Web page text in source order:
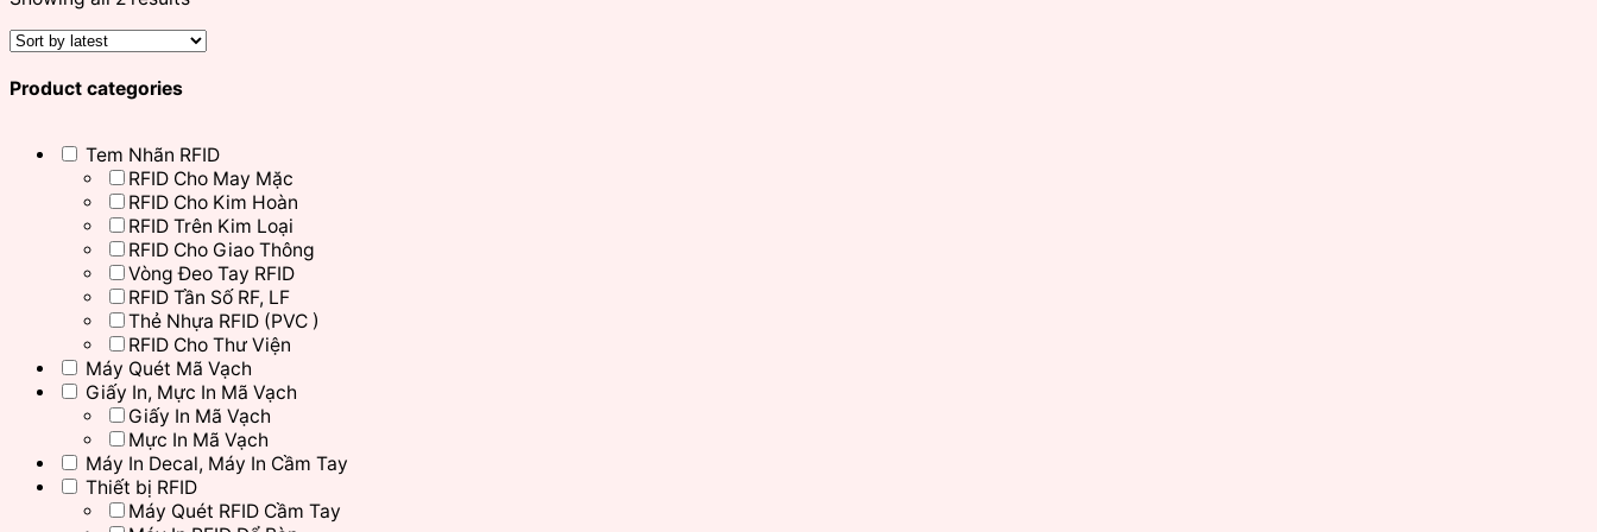
Product categories
Tem Nhãn RFID
RFID Cho May Mặc
RFID Cho Kim Hoàn
RFID Trên Kim Loại
RFID Cho Giao Thông
Vòng Đeo Tay RFID
RFID Tần Số RF, LF
Thẻ Nhựa RFID (PVC )
RFID Cho Thư Viện
Máy Quét Mã Vạch
Giấy In, Mực In Mã Vạch
Giấy In Mã Vạch
Mực In Mã Vạch
Máy In Decal, Máy In Cầm Tay
Thiết bị RFID
Máy Quét RFID Cầm Tay